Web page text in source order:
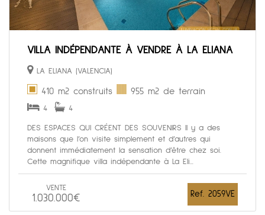
VILLA INDÉPENDANTE À VENDRE À LA ELIANA
LA ELIANA (VALENCIA)
410 m2 construits 955 m2 de terrain
4 4
DES ESPACES QUI CRÉENT DES SOUVENIRS Il y a des
maisons que l’on visite simplement et d’autres qui
donnent immédiatement la sensation d’être chez soi.
Cette magnifique villa indépendante à La Eli...
VENTE
1.030.000€ Ref. 2059VE